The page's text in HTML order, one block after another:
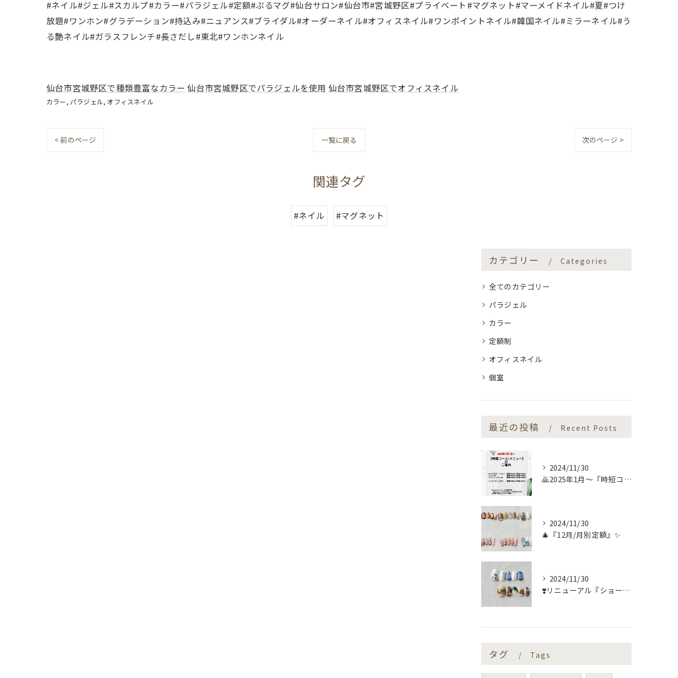
#ネイル#ジェル#スカルプ#カラー#パラジェル#定額#ぷるマグ#仙台サロン#仙台市#宮城野区#プライベート#マグネット#マーメイドネイル#夏#つけ
放題#ワンホン#グラデーション#持込み#ニュアンス#ブライダル#オーダーネイル#オフィスネイル#ワンポイントネイル#韓国ネイル#ミラーネイル#う
る艶ネイル#ガラスフレンチ#長さだし#東北#ワンホンネイル
仙台市宮城野区で種類豊富なカラー 仙台市宮城野区でパラジェルを使用 仙台市宮城野区でオフィスネイル
カラー パラジェル オフィスネイル
< 前のページ 一覧に戻る 次のページ >
関連タグ
#ネイル #マグネット
カテゴリー Categories
全てのカテゴリー
パラジェル
カラー
定額制
オフィスネイル
個室
最近の投稿 Recent Posts
2024/11/30
🙇2025年1月～『時短コース』のお知らせ🙇
2024/11/30
🎄『12月/月別定額』✨
2024/11/30
❣️リニューアル『ショートネイル定額』❣️
タグ Tags